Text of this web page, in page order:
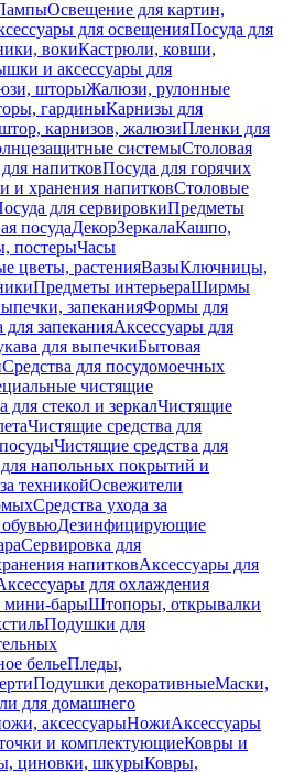
Освещение для картин,
для освещенияПосуда для
вокиКастрюли, ковши,
и аксессуары для
шторыЖалюзи, рулонные
гардиныКарнизы для
карнизов, жалюзиПленки для
системыСтоловая
напитковПосуда для горячих
и хранения напитковСтоловые
для сервировкиПредметы
посудаДекорЗеркалаКашпо,
постерыЧасы
цветы, растенияВазыКлючницы,
Предметы интерьераШирмы
запеканияФормы для
для запеканияАксессуары для
для выпечкиБытовая
Средства для посудомоечных
чистящие
для стекол и зеркалЧистящие
Чистящие средства для
Чистящие средства для
напольных покрытий и
техникойОсвежители
Средства ухода за
обувьюДезинфицирующие
Сервировка для
напитковАксессуары для
для охлаждения
мини-барыШтопоры, открывалки
Подушки для
бельеПледы,
Подушки декоративныеМаски,
для домашнего
аксессуарыНожиАксессуары
и комплектующиеКовры и
циновки, шкурыКовры,